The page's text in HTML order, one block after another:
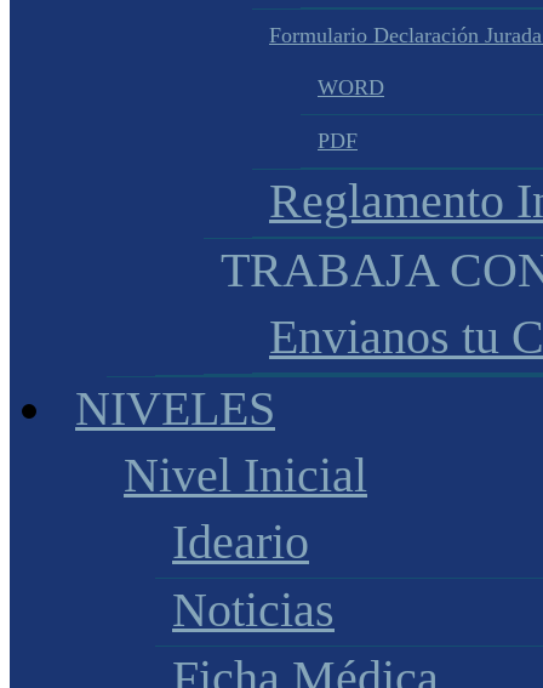
Formulario Declaración
WORD
PDF
Reglamento
TRABAJA
Envianos tu
NIVELES
Nivel Inicial
Ideario
Noticias